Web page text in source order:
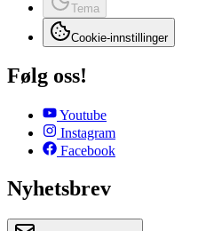
Tema
Cookie-innstillinger
Følg oss!
Youtube
Instagram
Facebook
Nyhetsbrev